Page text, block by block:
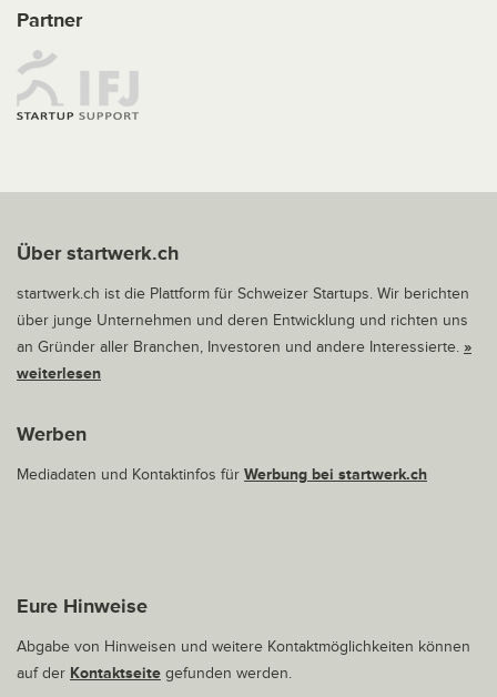
Partner
Über startwerk.ch
startwerk.ch ist die Plattform für Schweizer Startups. Wir berichten
über junge Unternehmen und deren Entwicklung und richten uns
an Gründer aller Branchen, Investoren und andere Interessierte. »
weiterlesen
Werben
Mediadaten und Kontaktinfos für Werbung bei startwerk.ch
Eure Hinweise
Abgabe von Hinweisen und weitere Kontaktmöglichkeiten können
auf der Kontaktseite gefunden werden.